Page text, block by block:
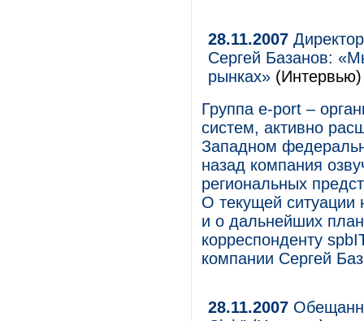
28.11.2007
Сергей Базанов:
рынках» (Интервью)
Группа e-port –
систем, активно
Западном
назад компания
региональных
О текущей ситуации
и о дальнейших
корреспонденту
компании Сергей
28.11.2007